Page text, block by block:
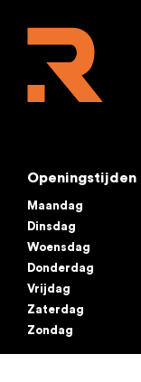
Openingstijden
Maandag
Dinsdag
Woensdag
Donderdag
Vrijdag
Zaterdag
Zondag